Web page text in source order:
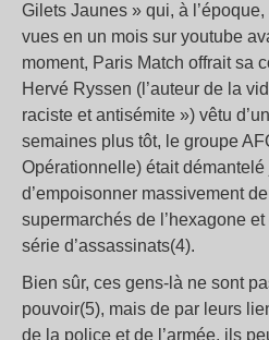
Gilets Jaunes » qui, à
vues en un mois sur youtube
moment, Paris Match offrait sa
Hervé Ryssen (l’auteur de la
raciste et antisémite ») vêtu
semaines plus tôt, le groupe
Opérationnelle) était
d’empoisonner massivement
supermarchés de l’hexagone
série d’assassinats(4).
Bien sûr, ces gens-là ne sont
pouvoir(5), mais de par leurs
de la police et de l’armée, ils